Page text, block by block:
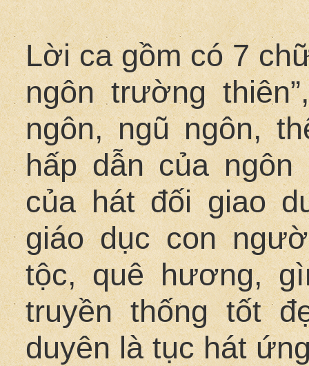
Lời ca gồm có 7
ngôn trường
ngôn, ngũ ngôn,
hấp dẫn của
của hát đối giao
giáo dục con
tộc, quê hương,
truyền thống tốt
duyên là tục hát